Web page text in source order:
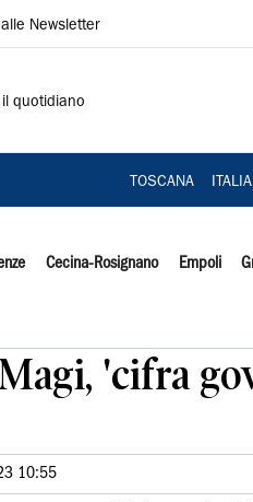
Newsletter
quotidiano
TOSCANA
Cecina-Rosignano Empoli
'cifra
10:55